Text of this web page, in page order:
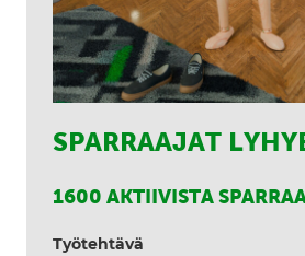
SPARRAAJAT
1600 AKTIIVISTA
Työtehtävä